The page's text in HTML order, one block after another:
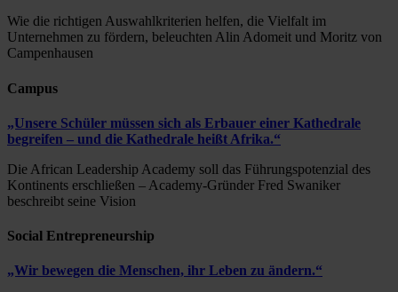
Wie die richtigen Auswahlkriterien helfen, die Vielfalt im
Unternehmen zu fördern, beleuchten Alin Adomeit und Moritz von
Campenhausen
Campus
„Unsere Schüler müssen sich als Erbauer einer Kathedrale
begreifen – und die Kathedrale heißt Afrika.“
Die African Leadership Academy soll das Führungspotenzial des
Kontinents erschließen – Academy-Gründer Fred Swaniker
beschreibt seine Vision
Social Entrepreneurship
„Wir bewegen die Menschen, ihr Leben zu ändern.“